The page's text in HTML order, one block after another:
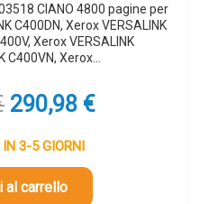
CIANO 4800 pagine per
C400DN, Xerox VERSALINK
Xerox VERSALINK
C400VN, Xerox…
Il
originale
era:
306,29 €.
290,98 €Il
3-5 GIORNI
al carrello